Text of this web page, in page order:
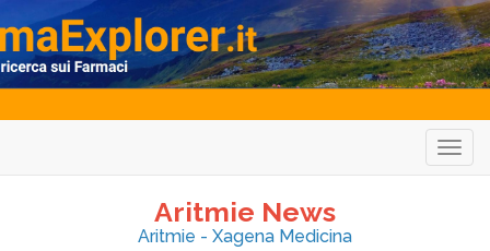
Aritmie News
Aritmie - Xagena Medicina